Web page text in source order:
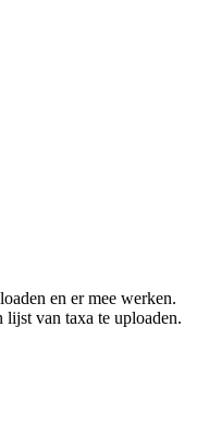
en er mee werken.
van taxa te uploaden.